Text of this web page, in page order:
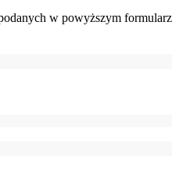
w powyższym